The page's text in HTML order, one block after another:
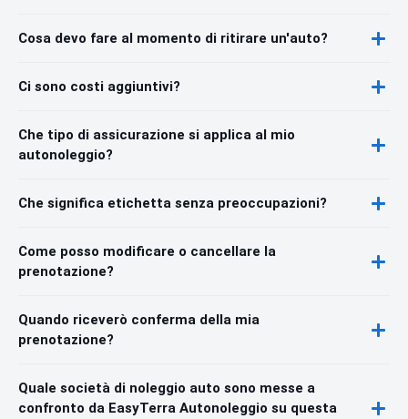
Cosa devo fare al momento di ritirare un'auto?
Ci sono costi aggiuntivi?
Che tipo di assicurazione si applica al mio
autonoleggio?
Che significa etichetta senza preoccupazioni?
Come posso modificare o cancellare la
prenotazione?
Quando riceverò conferma della mia
prenotazione?
Quale società di noleggio auto sono messe a
confronto da EasyTerra Autonoleggio su questa